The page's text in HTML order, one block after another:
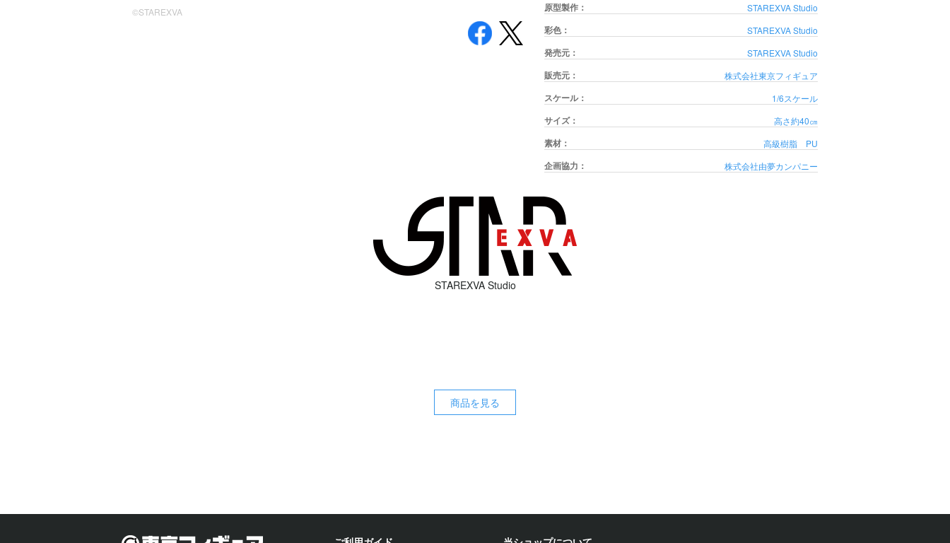
©STAREXVA 原型製作： STAREXVA Studio
彩色： STAREXVA Studio
発売元： STAREXVA Studio
販売元： 株式会社東京フィギュア
スケール： 1/6スケール
サイズ： 高さ約40㎝
素材： 高級樹脂 PU
企画協力： 株式会社由夢カンパニー
STAREXVA Studio
商品を見る